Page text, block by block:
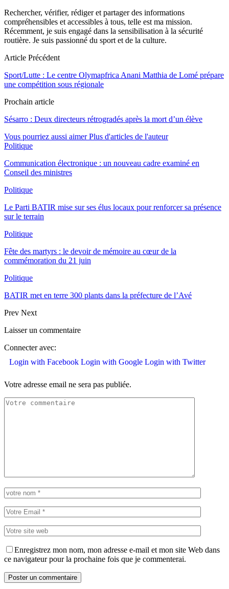
Rechercher, vérifier, rédiger et partager des informations
compréhensibles et accessibles à tous, telle est ma mission.
Récemment, je suis engagé dans la sensibilisation à la sécurité
routière. Je suis passionné du sport et de la culture.
Article Précédent
Sport/Lutte : Le centre Olymapfrica Anani Matthia de Lomé prépare
une compétition sous régionale
Prochain article
Sésarro : Deux directeurs rétrogradés après la mort d’un élève
Vous pourriez aussi aimer Plus d'articles de l'auteur
Politique
Communication électronique : un nouveau cadre examiné en
Conseil des ministres
Politique
Le Parti BATIR mise sur ses élus locaux pour renforcer sa présence
sur le terrain
Politique
Fête des martyrs : le devoir de mémoire au cœur de la
commémoration du 21 juin
Politique
BATIR met en terre 300 plants dans la préfecture de l’Avé
Prev Next
Laisser un commentaire
Connecter avec:
Login with Facebook Login with Google Login with Twitter
Votre adresse email ne sera pas publiée.
Enregistrez mon nom, mon adresse e-mail et mon site Web dans
ce navigateur pour la prochaine fois que je commenterai.